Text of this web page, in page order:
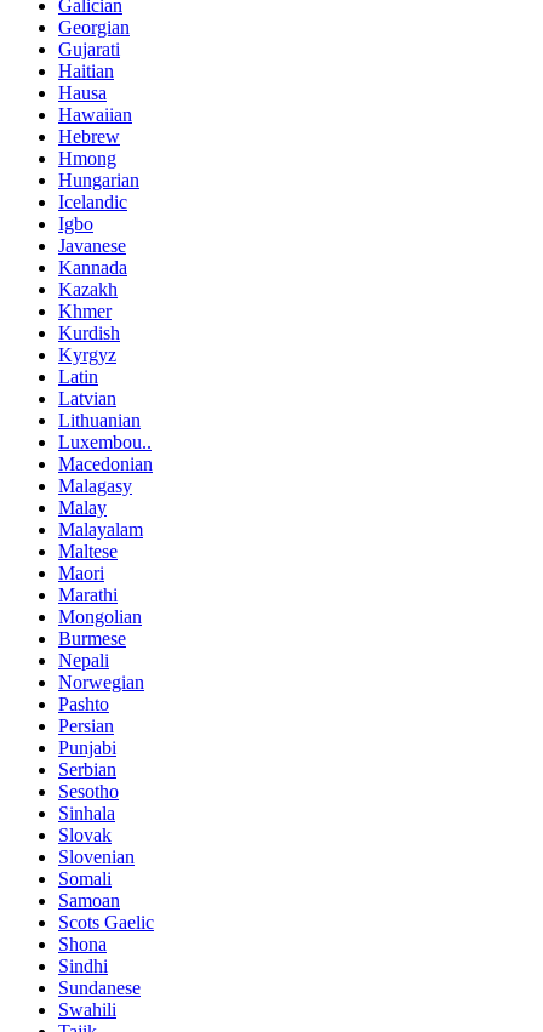
Galician
Georgian
Gujarati
Haitian
Hausa
Hawaiian
Hebrew
Hmong
Hungarian
Icelandic
Igbo
Javanese
Kannada
Kazakh
Khmer
Kurdish
Kyrgyz
Latin
Latvian
Lithuanian
Luxembou..
Macedonian
Malagasy
Malay
Malayalam
Maltese
Maori
Marathi
Mongolian
Burmese
Nepali
Norwegian
Pashto
Persian
Punjabi
Serbian
Sesotho
Sinhala
Slovak
Slovenian
Somali
Samoan
Scots Gaelic
Shona
Sindhi
Sundanese
Swahili